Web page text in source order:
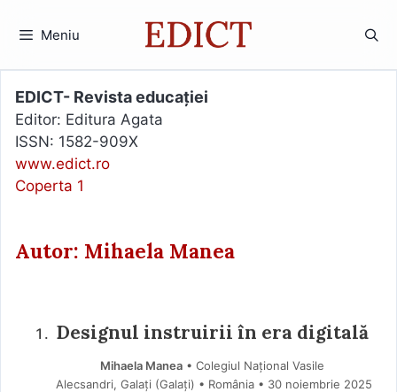
Meniu
EDICT- Revista educației
Editor: Editura Agata
ISSN: 1582-909X
www.edict.ro
Coperta 1
Autor: Mihaela Manea
Designul instruirii în era digitală
Mihaela Manea• Colegiul Național Vasile
Alecsandri, Galați (Galaţi) • România
30 noiembrie 2025